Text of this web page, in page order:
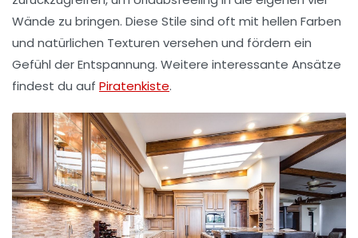
Wände zu bringen. Diese Stile sind oft mit hellen Farben
und natürlichen Texturen versehen und fördern ein
Gefühl der Entspannung. Weitere interessante Ansätze
findest du auf Piratenkiste.